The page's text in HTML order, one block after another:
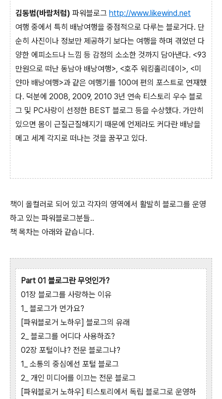
김동범(바람처럼) 파워블로그 http://www.likewind.net
여행 중에서 특히 배낭여행을 중점적으로 다루는 블로거다. 단
순히 사진이나 정보만 제공하기 보다는 여행을 하며 겪었던 다
양한 에피소드나 느낌 등 감정의 소소한 것까지 담아낸다. <93
만원으로 떠난 동남아 배낭여행>, <호주 워킹홀리데이>, <미
얀마 배낭여행>과 같은 여행기를 100여 편의 포스트로 연재했
다. 덕분에 2008, 2009, 2010 3년 연속 티스토리 우수 블로
그 및 PC사랑이 선정한 BEST 블로그 등을 수상했다. 가만히
있으면 몸이 근질근질해지기 때문에 언제라도 커다란 배낭을
메고 세계 각지로 떠나는 것을 꿈꾸고 있다.
책이 올컬러로 되어 있고 각자의 영역에서 활발히 블로그를 운영
하고 있는 파워블로그분들..
책 목차는 아래와 같습니다.
Part 01 블로그란 무엇인가?
01장 블로그를 사랑하는 이유
1_ 블로그가 먼가요?
[파워블로거 노하우] 블로그의 유래
2_ 블로그를 어디다 사용하죠?
02장 포털이냐? 전문 블로그냐?
1_ 소통의 중심에선 포털 블로그
2_ 개인 미디어를 이끄는 전문 블로그
[파워블로거 노하우] 티스토리에서 독립 블로그로 운영하